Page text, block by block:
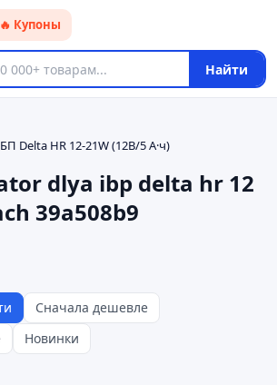
🔥 Купоны
Найти
Delta HR 12-21W (12В/5 А·ч)
dlya ibp delta hr 12
39a508b9
Сначала дешевле
Новинки